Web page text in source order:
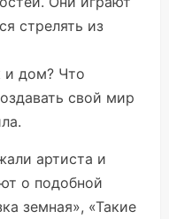
стрелять из
и дом? Что
свой мир
артиста и
о подобной
земная», «Такие